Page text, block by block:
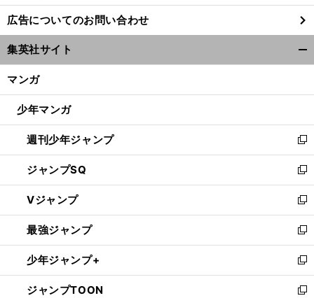
し
い
ウ
ィ
ン
ウ
開
く
広告についてのお問い合わせ
集英社サイト
マンガ
少年マンガ
週刊少年ジャンプ
新
し
い
ウ
ィ
ン
ド
ウ
で
開
く
ジャンプSQ
新
し
い
ウ
ィ
ン
ド
ウ
で
Vジャンプ
新
し
い
ウ
ィ
ン
ド
最強ジャンプ
新
し
い
ウ
ィ
少年ジャンプ+
新
し
い
ジャンプTOON
新